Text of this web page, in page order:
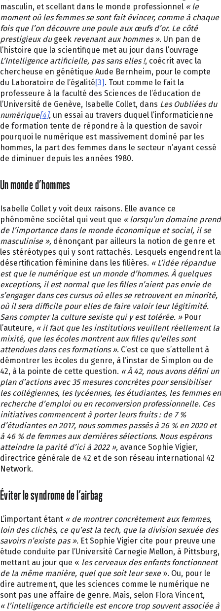
masculin, et scellant dans le monde professionnel « le
moment où les femmes se sont fait évincer, comme à chaque
fois que l’on découvre une poule aux œufs d’or. Le côté
prestigieux du geek revenant aux hommes ». Un pan de
l’histoire que la scientifique met au jour dans l’ouvrage
L’Intelligence artificielle, pas sans elles !, coécrit avec la
chercheuse en génétique Aude Bernheim, pour le compte
du Laboratoire de l’égalité[3] . Tout comme le fait la
professeure à la faculté des Sciences de l’éducation de
l’Université de Genève, Isabelle Collet, dans Les Oubliées du
numérique[4], un essai au travers duquel l’informaticienne
de formation tente de répondre à la question de savoir
pourquoi le numérique est massivement dominé par les
hommes, la part des femmes dans le secteur n’ayant cessé
de diminuer depuis les années 1980.
Un monde d’hommes
Isabelle Collet y voit deux raisons. Elle avance ce
phénomène sociétal qui veut que « lorsqu’un domaine prend
de l’importance dans le monde économique et social, il se
masculinise », dénonçant par ailleurs la notion de genre et
les stéréotypes qui y sont rattachés. Lesquels engendrent la
désertification féminine dans les filières. « L’idée répandue
est que le numérique est un monde d’hommes. À quelques
exceptions, il est normal que les filles n’aient pas envie de
s’engager dans ces cursus où elles se retrouvent en minorité,
où il sera difficile pour elles de faire valoir leur légitimité.
Sans compter la culture sexiste qui y est tolérée. »Pour
l’auteure, « il faut que les institutions veuillent réellement la
mixité, que les écoles montrent aux filles qu’elles sont
attendues dans ces formations ». C’est ce que s’attellent à
démontrer les écoles du genre, à l’instar de Simplon ou de
42, à la pointe de cette question. « À 42, nous avons défini un
plan d’actions avec 35 mesures concrètes pour sensibiliser
les collégiennes, les lycéennes, les étudiantes, les femmes en
recherche d’emploi ou en reconversion professionnelle. Ces
initiatives commencent à porter leurs fruits : de 7 %
d’étudiantes en 2017, nous sommes passés à 26 % en 2020 et
à 46 % de femmes aux dernières sélections. Nous espérons
atteindre la parité d’ici à 2022 », avance Sophie Vigier,
directrice générale de 42 et de son réseau international 42
Network.
Éviter le syndrome de l’airbag
L’important étant « de montrer concrètement aux femmes,
loin des clichés, ce qu’est la tech, que la division sexuée des
savoirs n’existe pas ». Et Sophie Vigier cite pour preuve une
étude conduite par l’Université Carnegie Mellon, à Pittsburg,
mettant au jour que « les cerveaux des enfants fonctionnent
de la même manière, quel que soit leur sexe ». Ou, pour le
dire autrement, que les sciences comme le numérique ne
sont pas une affaire de genre. Mais, selon Flora Vincent,
« l’intelligence artificielle est encore trop souvent associée à